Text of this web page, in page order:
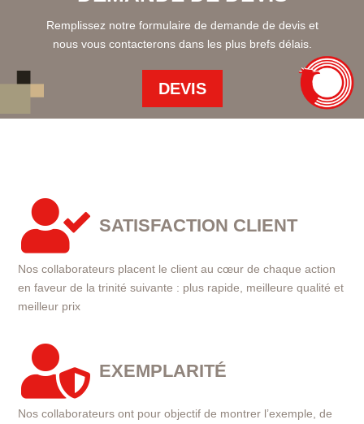
Remplissez notre formulaire de demande de devis et
nous vous contacterons dans les plus brefs délais.
DEVIS
 SATISFACTION CLIENT
Nos collaborateurs placent le client au cœur de chaque action
en faveur de la trinité suivante : plus rapide, meilleure qualité et
meilleur prix
 EXEMPLARITÉ
Nos collaborateurs ont pour objectif de montrer l’exemple, de